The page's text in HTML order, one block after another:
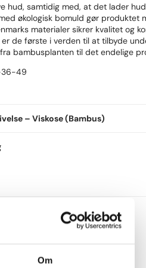
Om
hud, samtidig med, at det lader
økologisk bomuld gør produktet
materialer sikrer kvalitet og
er de første i verden til at tilbyde
bambusplanten til det endelige
49
– Viskose (Bambus)
30% Bomuld (Økologisk),
dyr og mennesker.
tilfører disse egenskaber:
fra sved p.g.a. fugt- og
koldt eller varmt vand op til 40
vaskemiddel og sørg for at tøjet